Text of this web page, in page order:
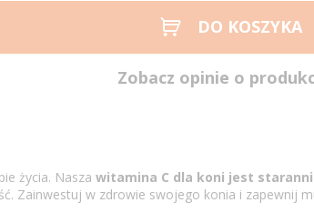
DO KOSZYKA
Zobacz opinie o
życia. Nasza witamina C dla koni jest
Zainwestuj w zdrowie swojego konia i zapewnij